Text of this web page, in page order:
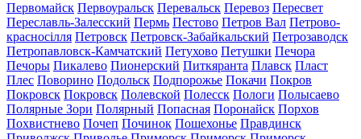
Первомайск Первоуральск Перевальск Перевоз Пересвет
Переславль-Залесский Пермь Пестово Петров Вал Петрово-
красносілля Петровск Петровск-Забайкальский Петрозаводск
Петропавловск-Камчатский Петухово Петушки Печора
Печоры Пикалево Пионерский Питкяранта Плавск Пласт
Плес Поворино Подольск Подпорожье Покачи Покров
Покровск Покровск Полевской Полесск Пологи Полысаево
Полярные Зори Полярный Попасная Поронайск Порхов
Похвистнево Почеп Починок Пошехонье Правдинск